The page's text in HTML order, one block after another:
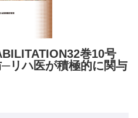
巻10号
リハ医が積極的に関与